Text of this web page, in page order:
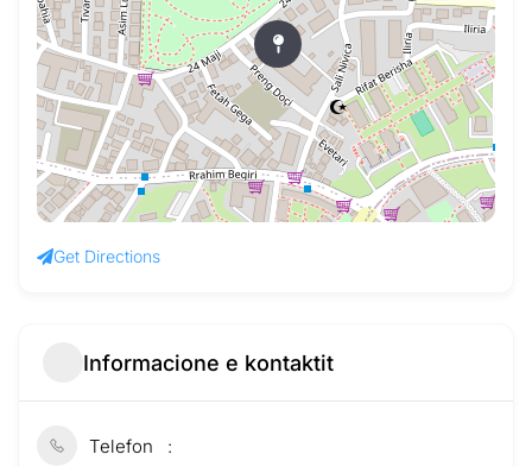
Get Directions
Informacione e kontaktit
Telefon